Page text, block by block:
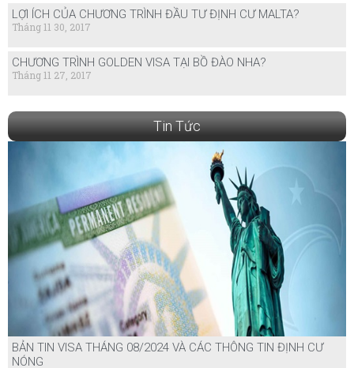
LỢI ÍCH CỦA CHƯƠNG TRÌNH ĐẦU TƯ ĐỊNH CƯ MALTA?
Tháng 11 30, 2017
CHƯƠNG TRÌNH GOLDEN VISA TẠI BỒ ĐÀO NHA?
Tháng 11 27, 2017
Tin Tức
BẢN TIN VISA THÁNG 08/2024 VÀ CÁC THÔNG TIN ĐỊNH CƯ
NÓNG